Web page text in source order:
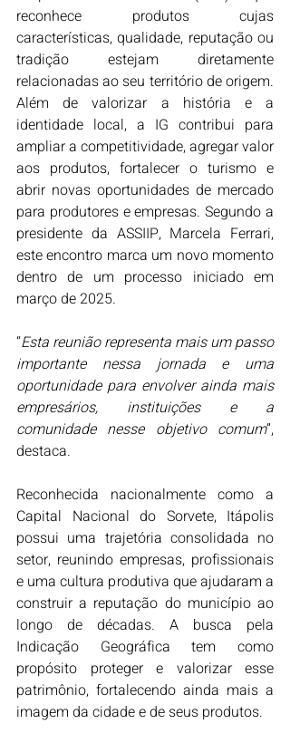
reconhece produtos cujas
características, qualidade, reputação ou
tradição estejam diretamente
relacionadas ao seu território de origem.
Além de valorizar a história e a
identidade local, a IG contribui para
ampliar a competitividade, agregar valor
aos produtos, fortalecer o turismo e
abrir novas oportunidades de mercado
para produtores e empresas. Segundo a
presidente da ASSIIP, Marcela Ferrari,
este encontro marca um novo momento
dentro de um processo iniciado em
março de 2025.
“Esta reunião representa mais um passo
importante nessa jornada e uma
oportunidade para envolver ainda mais
empresários, instituições e a
comunidade nesse objetivo comum”,
destaca.
Reconhecida nacionalmente como a
Capital Nacional do Sorvete, Itápolis
possui uma trajetória consolidada no
setor, reunindo empresas, profissionais
e uma cultura produtiva que ajudaram a
construir a reputação do município ao
longo de décadas. A busca pela
Indicação Geográfica tem como
propósito proteger e valorizar esse
patrimônio, fortalecendo ainda mais a
imagem da cidade e de seus produtos.